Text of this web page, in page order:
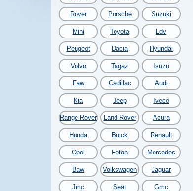
Rover Porsche Suzuki
Mini Toyota Ldv
Peugeot Dacia Hyundai
Volvo Tagaz Isuzu
Faw Cadillac Audi
Kia Jeep Iveco
Range Rover Land Rover Acura
Honda Buick Renault
Opel Foton Mercedes
Baw Volkswagen Jaguar
Jmc Seat Gmc